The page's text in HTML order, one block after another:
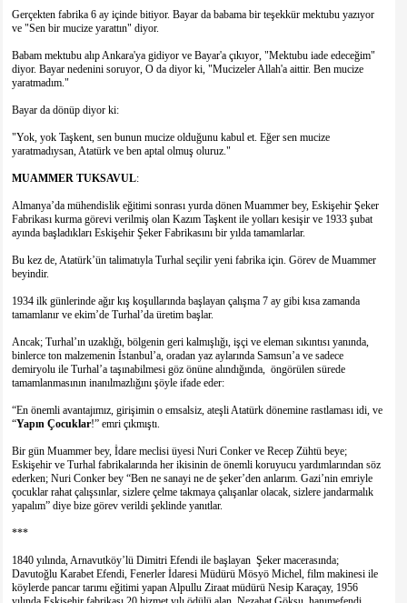
Gerçekten fabrika 6 ay içinde bitiyor. Bayar da babama bir teşekkür mektubu yazıyor
ve "Sen bir mucize yarattın" diyor.
Babam mektubu alıp Ankara'ya gidiyor ve Bayar'a çıkıyor, "Mektubu iade edeceğim"
diyor. Bayar nedenini soruyor, O da diyor ki, "Mucizeler Allah'a aittir. Ben mucize
yaratmadım."
Bayar da dönüp diyor ki:
"Yok, yok Taşkent, sen bunun mucize olduğunu kabul et. Eğer sen mucize
yaratmadıysan, Atatürk ve ben aptal olmuş oluruz."
MUAMMER TUKSAVUL:
Almanya’da mühendislik eğitimi sonrası yurda dönen Muammer bey, Eskişehir Şeker
Fabrikası kurma görevi verilmiş olan Kazım Taşkent ile yolları kesişir ve 1933 şubat
ayında başladıkları Eskişehir Şeker Fabrikasını bir yılda tamamlarlar.
Bu kez de, Atatürk’ün talimatıyla Turhal seçilir yeni fabrika için. Görev de Muammer
beyindir.
1934 ilk günlerinde ağır kış koşullarında başlayan çalışma 7 ay gibi kısa zamanda
tamamlanır ve ekim’de Turhal’da üretim başlar.
Ancak; Turhal’ın uzaklığı, bölgenin geri kalmışlığı, işçi ve eleman sıkıntısı yanında,
binlerce ton malzemenin İstanbul’a, oradan yaz aylarında Samsun’a ve sadece
demiryolu ile Turhal’a taşınabilmesi göz önüne alındığında, öngörülen sürede
tamamlanmasının inanılmazlığını şöyle ifade eder:
“En önemli avantajımız, girişimin o emsalsiz, ateşli Atatürk dönemine rastlaması idi, ve
“Yapın Çocuklar!” emri çıkmıştı.
Bir gün Muammer bey, İdare meclisi üyesi Nuri Conker ve Recep Zühtü beye;
Eskişehir ve Turhal fabrikalarında her ikisinin de önemli koruyucu yardımlarından söz
ederken; Nuri Conker bey “Ben ne sanayi ne de şeker’den anlarım. Gazi’nin emriyle
çocuklar rahat çalışsınlar, sizlere çelme takmaya çalışanlar olacak, sizlere jandarmalık
yapalım” diye bize görev verildi şeklinde yanıtlar.
***
1840 yılında, Arnavutköy’lü Dimitri Efendi ile başlayan Şeker macerasında;
Davutoğlu Karabet Efendi, Fenerler İdaresi Müdürü Mösyö Michel, film makinesi ile
köylerde pancar tarımı eğitimi yapan Alpullu Ziraat müdürü Nesip Karaçay, 1956